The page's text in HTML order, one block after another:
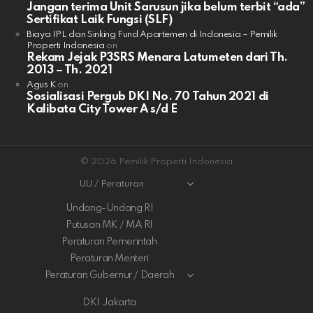
Jangan terima Unit Sarusun jika belum terbit “ada”
Sertifikat Laik Fungsi (SLF)
Biaya IPL dan Sinking Fund Apartemen di Indonesia – Pemilik
Properti Indonesia on
Rekam Jejak P3SRS Menara Latumeten dari Th.
2013 – Th. 2021
Agus Kon
Sosialisasi Pergub DKI No. 70 Tahun 2021 di
Kalibata City Tower A s/d E
© 2026 Pemilik Properti Indonesia
UU / Peraturan
Undang-Undang RI
Putusan MK / MA RI
Peraturan Pemerintah
Peraturan Menteri
Peraturan Gubernur / Daerah
DKI Jakarta